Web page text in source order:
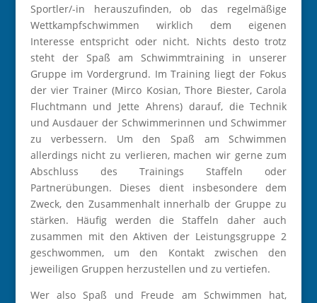
Sportler/-in herauszufinden, ob das regelmäßige
Wettkampfschwimmen wirklich dem eigenen
Interesse entspricht oder nicht. Nichts desto trotz
steht der Spaß am Schwimmtraining in unserer
Gruppe im Vordergrund. Im Training liegt der Fokus
der vier Trainer (Mirco Kosian, Thore Biester, Carola
Fluchtmann und Jette Ahrens) darauf, die Technik
und Ausdauer der Schwimmerinnen und Schwimmer
zu verbessern. Um den Spaß am Schwimmen
allerdings nicht zu verlieren, machen wir gerne zum
Abschluss des Trainings Staffeln oder
Partnerübungen. Dieses dient insbesondere dem
Zweck, den Zusammenhalt innerhalb der Gruppe zu
stärken. Häufig werden die Staffeln daher auch
zusammen mit den Aktiven der Leistungsgruppe 2
geschwommen, um den Kontakt zwischen den
jeweiligen Gruppen herzustellen und zu vertiefen.
Wer also Spaß und Freude am Schwimmen hat,